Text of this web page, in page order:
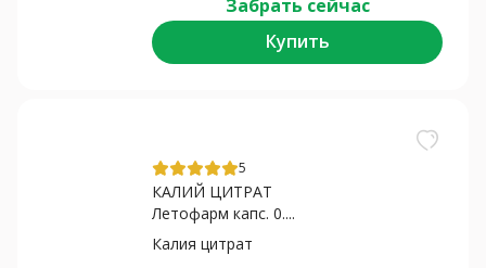
Забрать сейчас
Купить
5
КАЛИЙ ЦИТРАТ
Летофарм капс. 0....
Калия цитрат